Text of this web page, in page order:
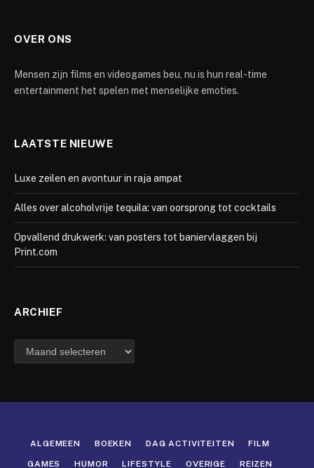
OVER ONS
Mensen zijn films en videogames beu, nu is hun real-time
entertainment het spelen met menselijke emoties.
LAATSTE NIEUWE
Luxe zeilen en avontuur in raja ampat
Alles over alcoholvrije tequila: van oorsprong tot cocktails
Opvallend drukwerk: van posters tot baniervlaggen bij
Print.com
ARCHIEF
Archief
ALGEMEEN BOEKEN DAG ACTIVITEITEN FILM
GAMES HUMOR LIFESTYLE OVERIGE REIZEN